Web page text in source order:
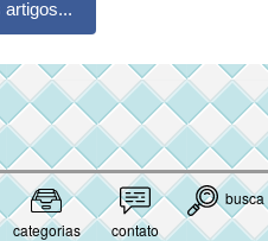
categorias contato
busca
artigos...